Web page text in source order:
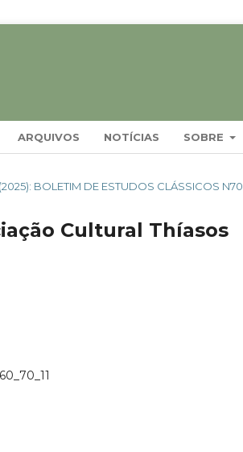
ARQUIVOS NOTÍCIAS SOBRE
BOLETIM DE ESTUDOS CLÁSSICOS N70
Cultural Thíasos